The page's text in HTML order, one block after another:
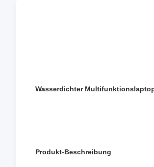
Wasserdichter
Produkt-Beschreibung